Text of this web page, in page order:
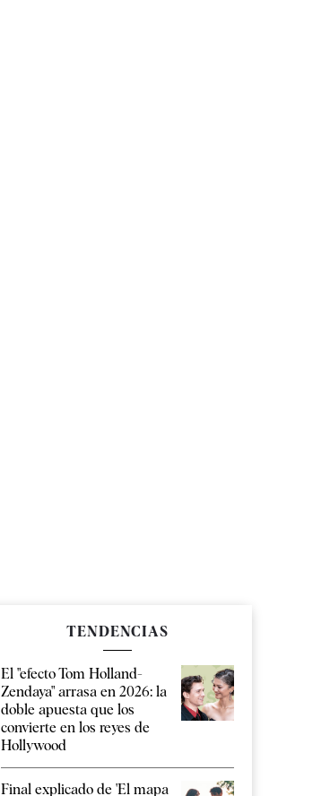
TENDENCIAS
El "efecto Tom Holland-
Zendaya" arrasa en 2026: la
doble apuesta que los
convierte en los reyes de
Hollywood
Final explicado de 'El mapa